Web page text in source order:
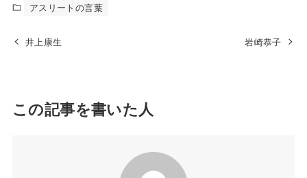
アスリートの言葉
井上康生 岩崎恭子
この記事を書いた人